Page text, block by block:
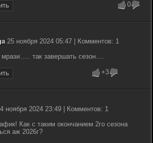
0
25 ноября 2024 05:47 | Комментов: 1
мрази….. так завершать сезон….
+3
ноября 2024 23:49 | Комментов: 1
Как с таким окончанием 2го сезона
аж 2026г?